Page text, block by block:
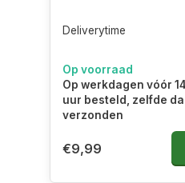
Deliverytime
Op voorraad
Op werkdagen vóór
uur besteld, zelfde
verzonden
€9,99